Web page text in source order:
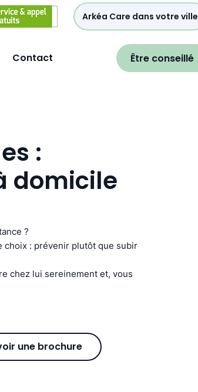
Arkéa Care dans votre ville
Contact Être conseillé
:
domicile
?
choix : prévenir plutôt que subir
chez lui sereinement et, vous
une brochure